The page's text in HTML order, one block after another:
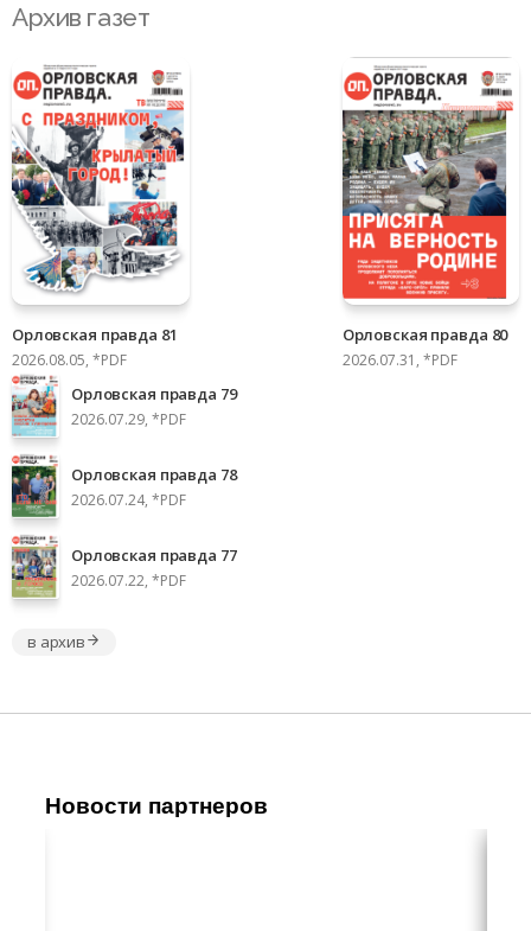
Архив газет
Орловская правда 81
2026.08.05, *PDF
Орловская правда 80
2026.07.31, *PDF
Орловская правда 79
2026.07.29, *PDF
Орловская правда 78
2026.07.24, *PDF
Орловская правда 77
2026.07.22, *PDF
в архив
Новости партнеров